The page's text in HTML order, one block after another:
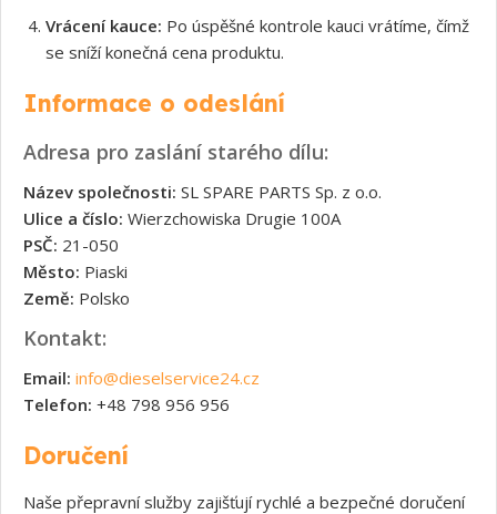
Vrácení kauce: Po úspěšné kontrole kauci vrátíme, čímž
se sníží konečná cena produktu.
Informace o odeslání
Adresa pro zaslání starého dílu:
Název společnosti: SL SPARE PARTS Sp. z o.o.
Ulice a číslo: Wierzchowiska Drugie 100A
PSČ: 21-050
Město: Piaski
Země: Polsko
Kontakt:
Email: info@dieselservice24.cz
Telefon: +48 798 956 956
Doručení
Naše přepravní služby zajišťují rychlé a bezpečné doručení